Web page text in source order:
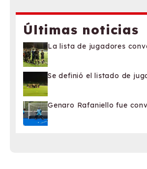
Últimas noticias
La lista de jugadores
Se definió el listado de
Genaro Rafaniello fue